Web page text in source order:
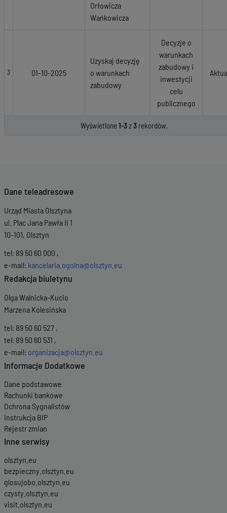
Orłowicza
Wańkowicza
3 01-10-2025
Uzyskaj decyzję
o warunkach
zabudowy
Decyzje o
warunkach
zabudowy i
inwestycji
celu
publicznego
Wyświetlone1-3z3rekordów.
Dane teleadresowe
Urząd Miasta Olsztyna
ul. Plac Jana Pawła II 1
10-101, Olsztyn
tel: 89 50 60 000 ,
e-mail: kancelaria.ogolna@olsztyn.eu
Redakcja biuletynu
Olga Walnicka-Kucio
Marzena Kolesińska
tel: 89 50 60 527 ,
tel: 89 50 60 531 ,
e-mail: organizacja@olsztyn.eu
Informacje Dodatkowe
Dane podstawowe
Rachunki bankowe
Ochrona Sygnalistów
Instrukcja BIP
Rejestr zmian
Inne serwisy
olsztyn.eu
bezpieczny.olsztyn.eu
glosujobo.olsztyn.eu
czysty.olsztyn.eu
visit.olsztyn.eu